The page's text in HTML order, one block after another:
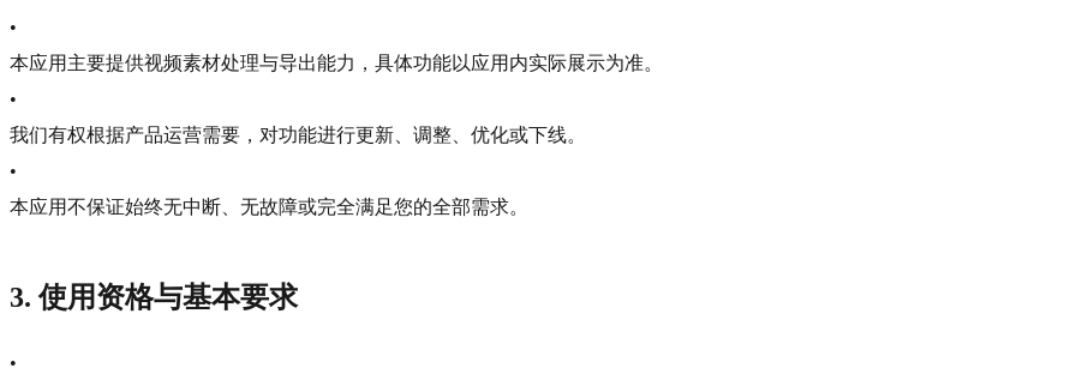
•
本应用主要提供视频素材处理与导出能力，具体功能以应用内实际展示为准。
•
我们有权根据产品运营需要，对功能进行更新、调整、优化或下线。
•
本应用不保证始终无中断、无故障或完全满足您的全部需求。
3. 使用资格与基本要求
•